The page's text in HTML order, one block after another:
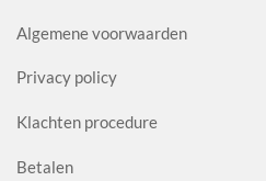
Algemene voorwaarden
Privacy policy
Klachten procedure
Betalen